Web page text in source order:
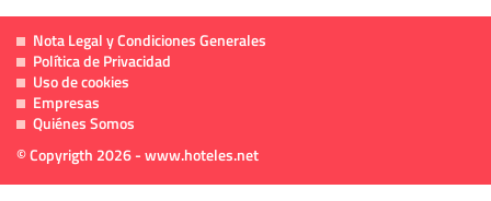
Nota Legal y Condiciones Generales
Política de Privacidad
Uso de cookies
Empresas
Quiénes Somos
© Copyrigth 2026 - www.hoteles.net